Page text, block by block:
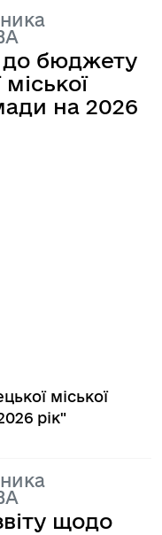
до бюджету
на 2026
міської
рік"
щодо